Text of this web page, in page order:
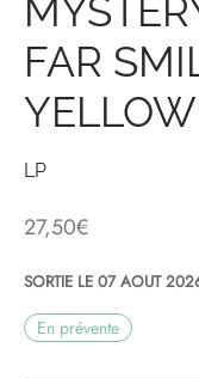
FAR
LP
27,50€
SORTIE LE 07 AOUT
En prévente
HIP-HOP
CLASSIQUE